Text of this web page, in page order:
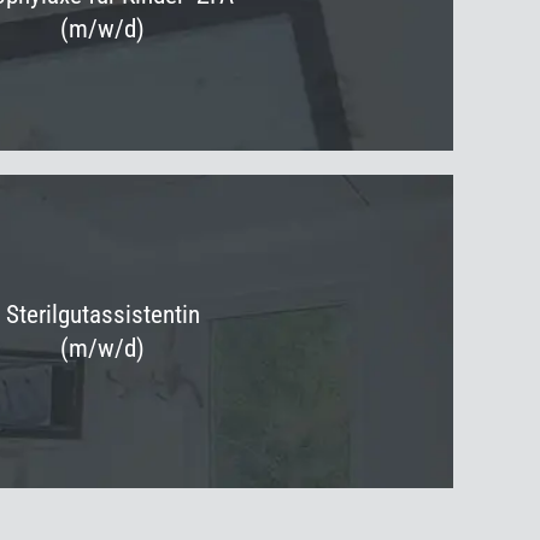
(m/w/d)
Sterilgutassistentin
(m/w/d)